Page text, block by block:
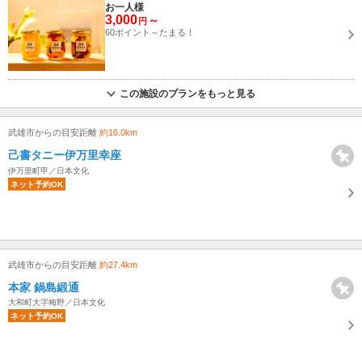
お一人様
3,000 円 ～
60ポイント～たまる！
この施設のプランをもっと見る
武雄市からの目安距離 約16.0km
己書タニー伊万里幸座
伊万里町甲／日本文化
ネット予約OK
武雄市からの目安距離 約27.4km
本家 鍋島緞通
大和町大字梅野／日本文化
ネット予約OK